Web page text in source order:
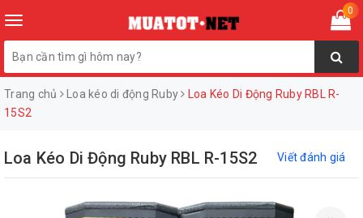
Toggle
navigation
0
Trang chủ Loa kéo di động Ruby
Loa Kéo Di Động Ruby RBL R-
15S2
Loa Kéo Di Động Ruby RBL R-15S2 Viết đánh giá